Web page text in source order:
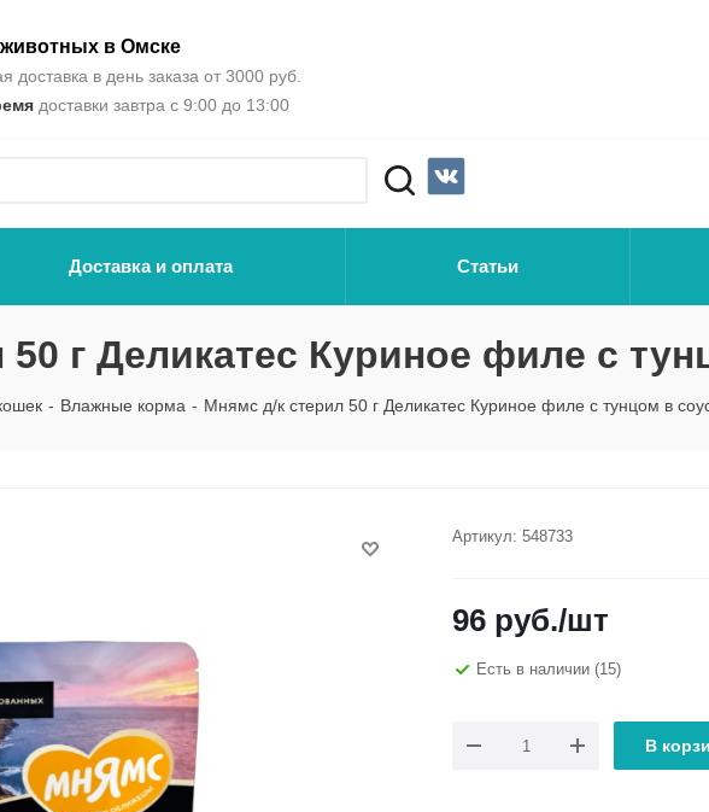
животных в Омске
доставка в день заказа от 3000 руб.
доставки завтра с 9:00 до 13:00
Доставка и оплата Статьи
г Деликатес Куриное филе с
- Влажные корма - Мнямс д/к стерил 50 г Деликатес Куриное филе с тунцом в
Артикул: 548733
96 руб./шт
Есть в наличии (15)
В